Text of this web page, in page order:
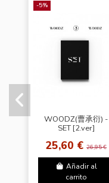
-5%
WOODZ(曹承衍) -
SET [2.ver]
25,60 €26,95 €
Añadir al
carrito